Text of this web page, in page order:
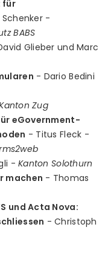
für
-
BABS
Glieber und Marc
- Dario Bedini
Zug
eGovernment-
- Titus Fleck -
-Kanton Solothurn
machen - Thomas
und Acta Nova:
- Christoph